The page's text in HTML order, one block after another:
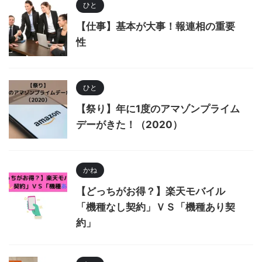
ひと
【仕事】基本が大事！報連相の重要
性
ひと
【祭り】年に1度のアマゾンプライム
デーがきた！（2020）
かね
【どっちがお得？】楽天モバイル
「機種なし契約」ＶＳ「機種あり契
約」